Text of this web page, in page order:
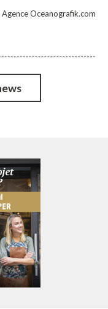
Agence Oceanografik.com